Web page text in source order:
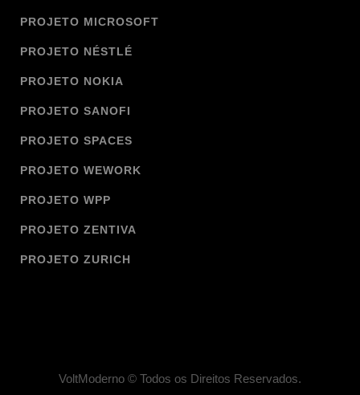
PROJETO MICROSOFT
PROJETO NÉSTLÉ
PROJETO NOKIA
PROJETO SANOFI
PROJETO SPACES
PROJETO WEWORK
PROJETO WPP
PROJETO ZENTIVA
PROJETO ZURICH
VoltModerno © Todos os Direitos Reservados.